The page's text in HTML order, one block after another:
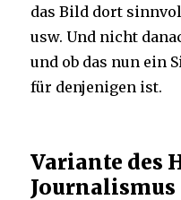
das Bild dort
usw. Und nicht
und ob das nun ein
für denjenigen ist.
Variante des
Journalismus